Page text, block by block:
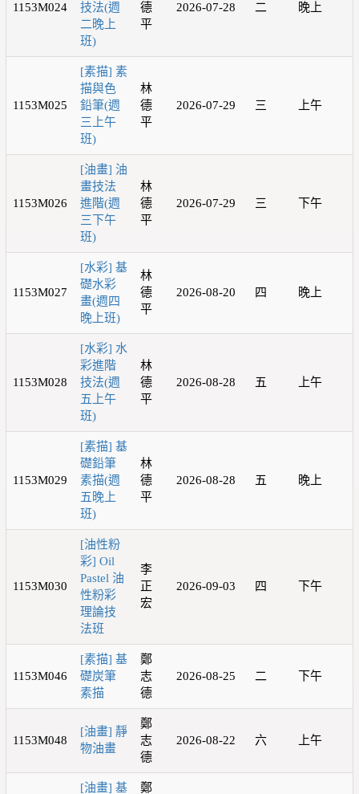
1153M024
技法(週
二晚上
班)
德
平
2026-07-28 二 晚上
1153M025
[素描] 素
描與色
鉛筆(週
三上午
班)
林
德
平
2026-07-29 三 上午
1153M026
[油畫] 油
畫技法
進階(週
三下午
班)
林
德
平
2026-07-29 三 下午
1153M027
[水彩] 基
礎水彩
畫(週四
晚上班)
林
德
平
2026-08-20 四 晚上
1153M028
[水彩] 水
彩進階
技法(週
五上午
班)
林
德
平
2026-08-28 五 上午
1153M029
[素描] 基
礎鉛筆
素描(週
五晚上
班)
林
德
平
2026-08-28 五 晚上
1153M030
[油性粉
彩] Oil
Pastel 油
性粉彩
理論技
法班
李
正
宏
2026-09-03 四 下午
1153M046
[素描] 基
礎炭筆
素描
鄭
志
德
2026-08-25 二 下午
1153M048
[油畫] 靜
物油畫
鄭
志
德
2026-08-22 六 上午
[油畫] 基 鄭